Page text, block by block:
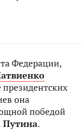
Федерации,
она
победой
Путина.